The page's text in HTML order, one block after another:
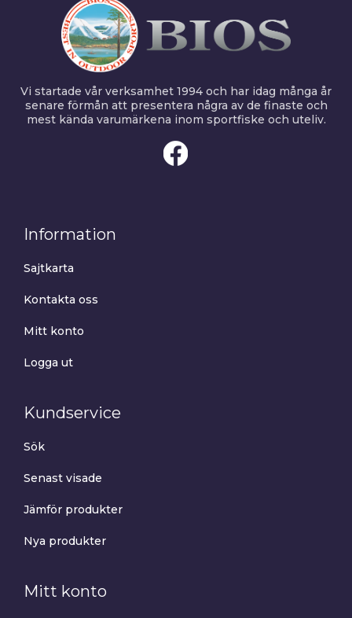
Vi startade vår verksamhet 1994 och har idag många år
senare förmån att presentera några av de finaste och
mest kända varumärkena inom sportfiske och uteliv.
Information
Sajtkarta
Kontakta oss
Mitt konto
Logga ut
Kundservice
Sök
Senast visade
Jämför produkter
Nya produkter
Mitt konto